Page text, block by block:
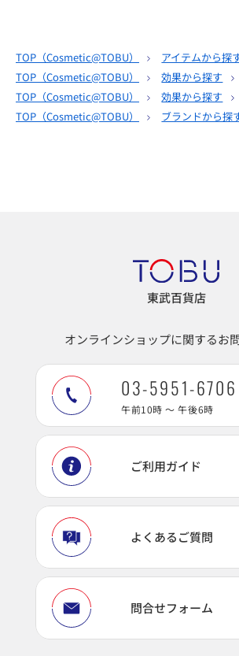
TOP（Cosmetic@TOBU） アイテムから探
TOP（Cosmetic@TOBU） 効果から探す
TOP（Cosmetic@TOBU） 効果から探す
TOP（Cosmetic@TOBU） ブランドから探
東武百貨店
オンラインショップに関するお
03-5951-6706
午前10時 ～ 午後6時
ご利用ガイド
よくあるご質問
問合せフォーム